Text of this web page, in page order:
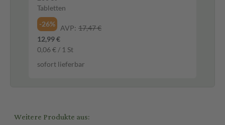
Tabletten
-26%
AVP: 17,47 €
12,99 €
0,06 € / 1 St
sofort lieferbar
Weitere Produkte aus: